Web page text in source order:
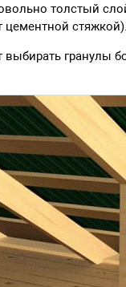
толстый
цементной
выбирать гранулы